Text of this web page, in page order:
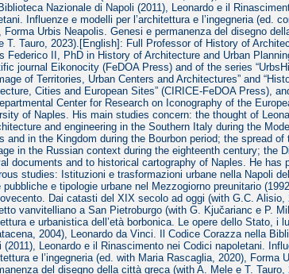
Nazionale di Napoli (2011), Leonardo e il
Influenze e modelli per l’architettura e l’ingegneria (ed.
Forma Urbis Neapolis. Genesi e permanenza del disegno
T. Tauro, 2023).[English]: Full Professor of History of
Federico II, PhD in History of Architecture and Urban
journal Eikonocity (FeDOA Press) and of the series
of Territories, Urban Centers and Architectures” and
Cities and European Sites” (CIRICE-FeDOA Press),
Center for Research on Iconography of the
of Naples. His main studies concern: the thought of
and engineering in the Southern Italy during the
and in the Kingdom during the Bourbon period; the spread of
in the Russian context during the eighteenth century; the
documents and to historical cartography of Naples. He has
studies: Istituzioni e trasformazioni urbane nella Napoli
pubbliche e tipologie urbane nel Mezzogiorno preunitario
Dai catasti del XIX secolo ad oggi (with G.C. Alisio,
vanvitelliano a San Pietroburgo (with G. Kjučarianc e P.
e urbanistica dell’età borbonica. Le opere dello Stato, i
2004), Leonardo da Vinci. Il Codice Corazza nella
(2011), Leonardo e il Rinascimento nei Codici napoletani.
e l’ingegneria (ed. with Maria Rascaglia, 2020), Forma
del disegno della città greca (with A. Mele e T. Tauro,